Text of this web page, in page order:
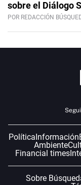
sobre el Diálogo
POR REDACCIÓN
PolíticaInformación
Ambiente
Financial times
Sobre